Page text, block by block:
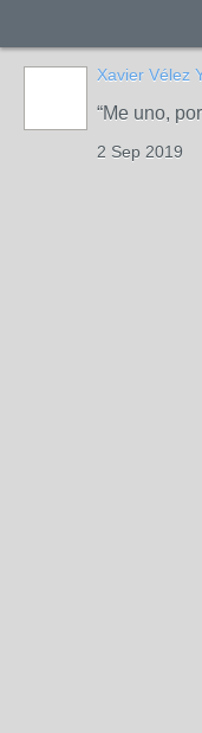
Xavier Vélez
Me uno,
2 Sep 2019